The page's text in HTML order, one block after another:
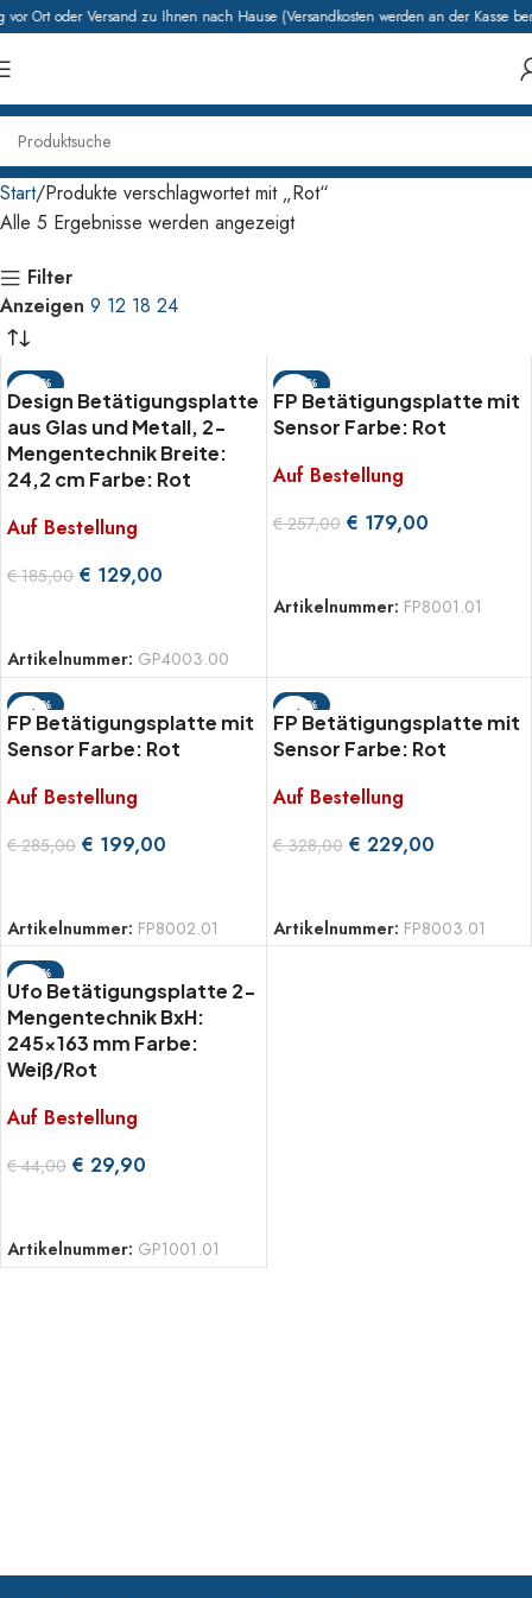
Ort oder Versand zu Ihnen nach Hause (Versandkosten werden an der Kasse
Start Produkte verschlagwortet mit „Rot“
Alle 5 Ergebnisse werden angezeigt
Filter
Anzeigen 9 12 18 24
-30%
Design Betätigungsplatte
aus Glas und Metall, 2-
Mengentechnik Breite:
24,2 cm Farbe: Rot
Auf Bestellung
€185,00 € 129,00
Artikelnummer: GP4003.00
-30%
FP Betätigungsplatte mit
Sensor Farbe: Rot
Auf Bestellung
€257,00 € 179,00
Artikelnummer: FP8001.01
-30%
FP Betätigungsplatte mit
Sensor Farbe: Rot
Auf Bestellung
€285,00 € 199,00
Artikelnummer: FP8002.01
-30%
FP Betätigungsplatte mit
Sensor Farbe: Rot
Auf Bestellung
€328,00 € 229,00
Artikelnummer: FP8003.01
-32%
Ufo Betätigungsplatte 2-
Mengentechnik BxH:
245×163 mm Farbe:
Weiß/Rot
Auf Bestellung
€44,00 € 29,90
Artikelnummer: GP1001.01